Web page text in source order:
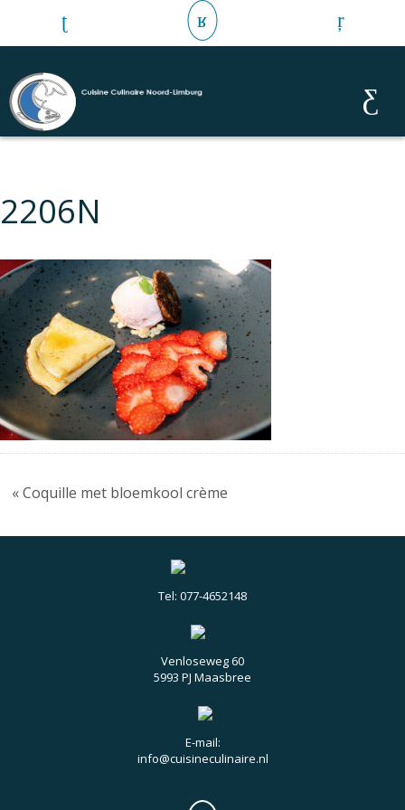
2206N
« Coquille met bloemkool crème
Tel: 077-4652148
Venloseweg 60
5993 PJ Maasbree
E-mail:
info@cuisineculinaire.nl